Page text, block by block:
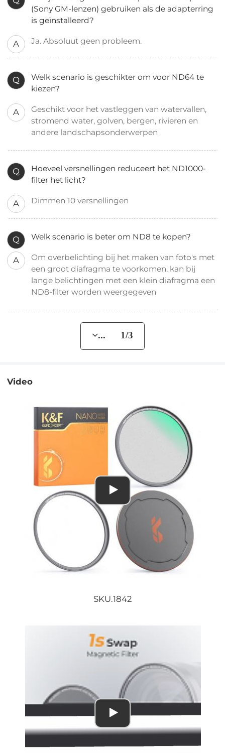
(Sony GM-lenzen) gebruiken als de adapterring
is geïnstalleerd?
A Ja. Absoluut geen probleem.
Q
Welk scenario is geschikter om voor ND64 te
kiezen?
A
Geschikt voor het vastleggen van watervallen,
stromend water, golven, bergen, rivieren en
andere landschapsonderwerpen
Q
Hoeveel versnellingen reduceert het ND1000-
filter het licht?
A Dimmen 10 versnellingen
Q Welk scenario is beter om ND8 te kopen?
A
Om overbelichting bij het maken van foto's met
een groot diafragma te voorkomen, kan bij
lange belichtingen met een klein diafragma een
ND8-filter worden weergegeven
... 1/3
Video
SKU.1842